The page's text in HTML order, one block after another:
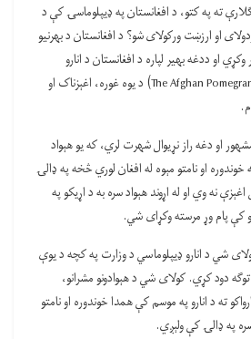
ته په کتو، د افغانستان په ډيپلوماسۍ کې د
او ارزښت ورکولای شو؟ د افغانستان د بهرنیو
او ددغه بهیر لپاره د افغانستان د انارو
ډيپلوماسي (The Afghan Pomegranate Diplomacy) د یوه غوره، اغېزناک او
او دغه راز نړیوال شهرت لري، که یو هېواد
او نامتو مېوه له افغان لوري څخه په ډالۍ
نه وي او له اړوند هېواد سره به د اړیکو په
کې پام وړ مرسته وکړای شي.
شي د انارو ډيپلوماسي د وزارت په کچه د یوې
دود کړي. کولای شي د هېوادونو مشرانو،
ته د انارو په موسم کې همدا خوندوره او نامتو
په ډالۍ کې ولېږي.